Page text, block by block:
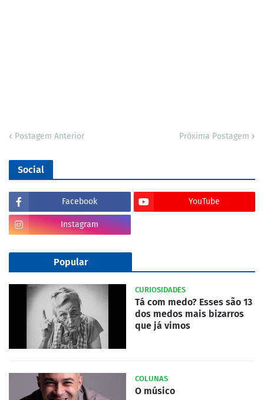
Postagem Anterior Próxima Postagem
Social
Facebook YouTube
Instagram
Popular
CURIOSIDADES
Tá com medo? Esses são 13
dos medos mais bizarros
que já vimos
COLUNAS
O músico